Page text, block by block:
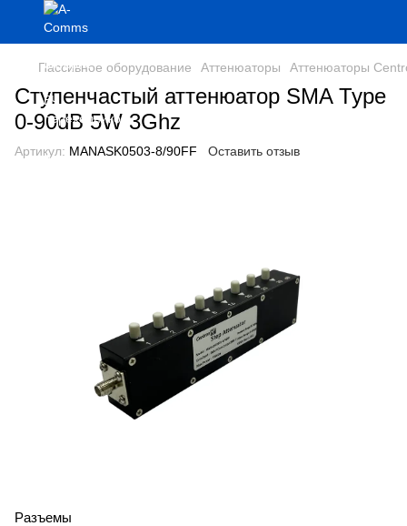
Пассивное оборудование Аттенюаторы Аттенюаторы
Ступенчастый аттенюатор SMA Type
0-90dB 5W 3Ghz
Артикул: MANASK0503-8/90FF Оставить отзыв
Разъемы